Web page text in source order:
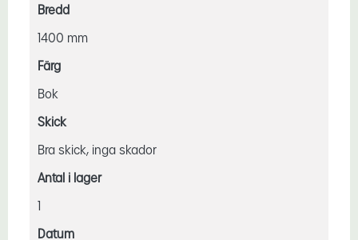
Bredd
1400 mm
Färg
Bok
Skick
Bra skick, inga skador
Antal i lager
1
Datum